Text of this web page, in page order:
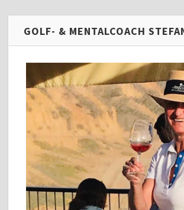
GOLF- & MENTALCOACH